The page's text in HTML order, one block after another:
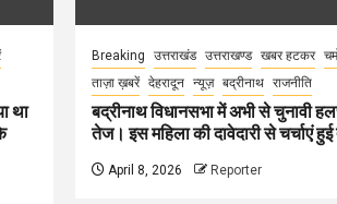
था
Breaking उत्तराखंड उत्तराखण्ड खबर हटकर
ताज़ा ख़बरें
देहरादून न्यूज़ बद्रीनाथ राजनीति
बद्रीनाथ विधानसभा में अभी से चुनावी
तेज। इस महिला की दावेदारी से चर्चाएं
April 8, 2026 Reporter